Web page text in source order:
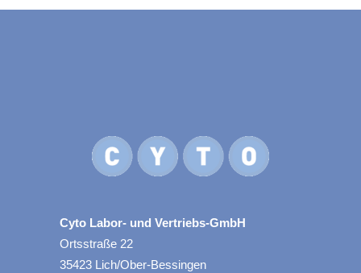
Cyto Labor- und Vertriebs-GmbH
Ortsstraße 22
35423 Lich/Ober-Bessingen